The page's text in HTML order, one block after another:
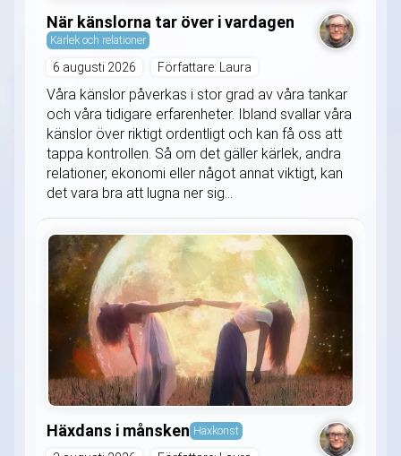
När känslorna tar över i vardagen
Kärlek och relationer
6 augusti 2026 Författare: Laura
Våra känslor påverkas i stor grad av våra tankar
och våra tidigare erfarenheter. Ibland svallar våra
känslor över riktigt ordentligt och kan få oss att
tappa kontrollen. Så om det gäller kärlek, andra
relationer, ekonomi eller något annat viktigt, kan
det vara bra att lugna ner sig...
Häxdans i månsken Häxkonst